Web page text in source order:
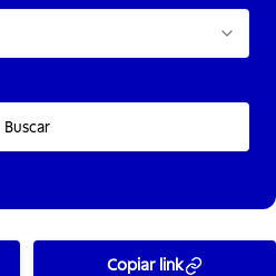
Buscar
Copiar link